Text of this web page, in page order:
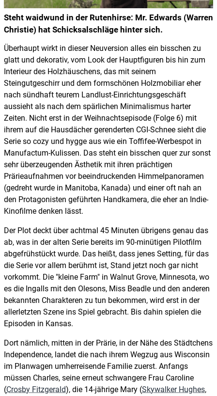
Steht waidwund in der Rutenhirse: Mr. Edwards (Warren
Christie) hat Schicksalschläge hinter sich.
Überhaupt wirkt in dieser Neuversion alles ein bisschen zu
glatt und dekorativ, vom Look der Hauptfiguren bis hin zum
Interieur des Holzhäuschens, das mit seinem
Steingutgeschirr und dem formschönen Holzmobiliar eher
nach sündhaft teurem Landlust-Einrichtungsgeschäft
aussieht als nach dem spärlichen Minimalismus harter
Zeiten. Nicht erst in der Weihnachtsepisode (Folge 6) mit
ihrem auf die Hausdächer gerenderten CGI-Schnee sieht die
Serie so cozy und hygge aus wie ein Toffifee-Werbespot in
Manufactum-Kulissen. Das steht ein bisschen quer zur sonst
sehr überzeugenden Ästhetik mit ihren prächtigen
Prärieaufnahmen vor beeindruckenden Himmelpanoramen
(gedreht wurde in Manitoba, Kanada) und einer oft nah an
den Protagonisten geführten Handkamera, die eher an Indie-
Kinofilme denken lässt.
Der Plot deckt über achtmal 45 Minuten übrigens genau das
ab, was in der alten Serie bereits im 90-minütigen Pilotfilm
abgefrühstückt wurde. Das heißt, dass jenes Setting, für das
die Serie vor allem berühmt ist, Stand jetzt noch gar nicht
vorkommt. Die "kleine Farm" in Walnut Grove, Minnesota, wo
es die Ingalls mit den Olesons, Miss Beadle und den anderen
bekannten Charakteren zu tun bekommen, wird erst in der
allerletzten Szene ins Spiel gebracht. Bis dahin spielen die
Episoden in Kansas.
Dort nämlich, mitten in der Prärie, in der Nähe des Städtchens
Independence, landet die nach ihrem Wegzug aus Wisconsin
im Planwagen umherreisende Familie zuerst. Anfangs
müssen Charles, seine erneut schwangere Frau Caroline
(Crosby Fitzgerald), die 14-jährige Mary (Skywalker Hughes,